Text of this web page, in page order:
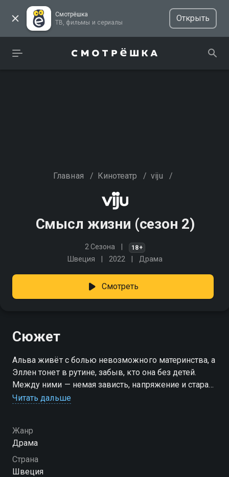
Смотрёшка
ТВ, фильмы и сериалы
Открыть
Главная / Кинотеатр / viju /
Смысл жизни (сезон 2)
2 Сезона 18+
Швеция 2022 Драма
Смотреть
Сюжет
Альва живёт с болью невозможного материнства, а
Эллен тонет в рутине, забыв, кто она без детей.
Между ними — немая зависть, напряжение и старая
привязанность. Но, несмотря на разность судеб, они
смотрите онлайн в хорошем качестве.
Посмотреть онлайн 2 сезон сериала Смысл жизни
вы можете совершенно бесплатно в хорошем HD
Читать дальше
Жанр
Драма
Страна
Швеция